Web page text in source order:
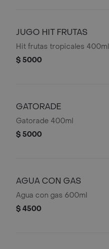
JUGO HIT FRUTAS
Hit frutas tropicales 400ml
$ 5000
GATORADE
Gatorade 400ml
$ 5000
AGUA CON GAS
Agua con gas 600ml
$ 4500